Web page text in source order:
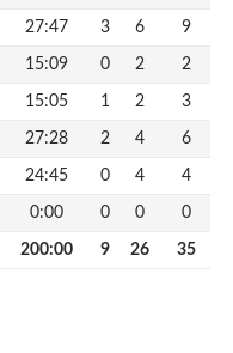
27:47 3 6 9
15:09 0 2 2
15:05 1 2 3
27:28 2 4 6
24:45 0 4 4
0:00 0 0 0
200:00 9 26 35